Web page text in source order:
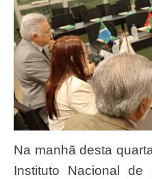
Na manhã desta quarta-feira, 25, o Conass e o
Instituto Nacional de